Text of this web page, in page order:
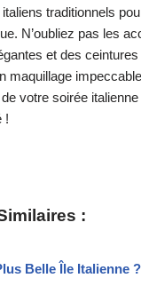
traditionnels
N’oubliez pas les
et des
maquillage
votre soirée
!
:
Belle Île Italienne ?